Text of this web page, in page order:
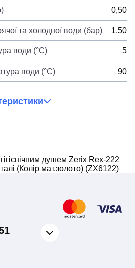
0,50
та холодної води (бар) 1,50
води (°C) 5
води (°C) 90
душем Zerix Rex-222
(Колір мат.золото) (ZX6122)